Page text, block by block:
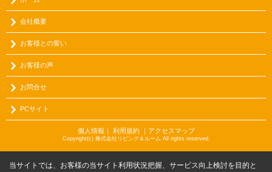
会社概要
お客様との誓い
お客様の声
お問合せ
PCサイト
個人情報 ｜ 利用規約｜ アクセスマップ
Copyright(c) 株式会社リビング＆ルーム All rights reserved.
当サイトでは、お客様の当サイト利用状況把握、サービス向上検討を目的と